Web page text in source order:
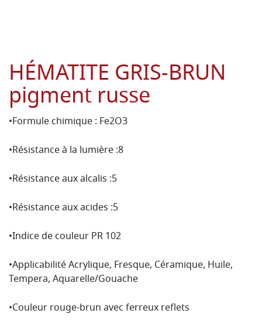
HÉMATITE GRIS-BRUN
pigment russe
•Formule chimique : Fe2O3
•Résistance à la lumière :8
•Résistance aux alcalis :5
•Résistance aux acides :5
•Indice de couleur PR 102
•Applicabilité Acrylique, Fresque, Céramique, Huile,
Tempera, Aquarelle/Gouache
•Couleur rouge-brun avec ferreux reflets